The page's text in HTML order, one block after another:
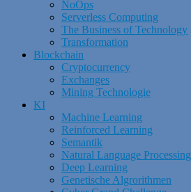
NoOps
Serverless Computing
The Business of Technology
Transformation
Blockchain
Cryptocurrency
Exchanges
Mining Technologie
KI
Machine Learning
Reinforced Learning
Semantik
Natural Language Processing
Deep Learning
Genetische Algrorithmen